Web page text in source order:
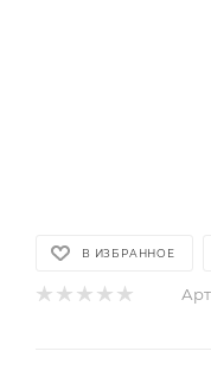
В ИЗБРАННОЕ